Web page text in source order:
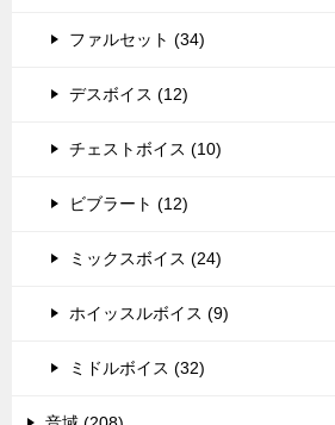
ファルセット (34)
デスボイス (12)
チェストボイス (10)
ビブラート (12)
ミックスボイス (24)
ホイッスルボイス (9)
ミドルボイス (32)